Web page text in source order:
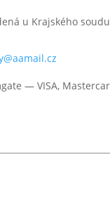
u Krajského soudu